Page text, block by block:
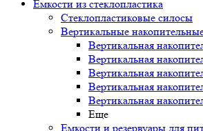
Емкости из стеклопластика
Стеклопластиковые силосы
Вертикальные
Вертикальная
Вертикальная
Вертикальная
Вертикальная
Вертикальная
Еще
Емкости и резервуары для